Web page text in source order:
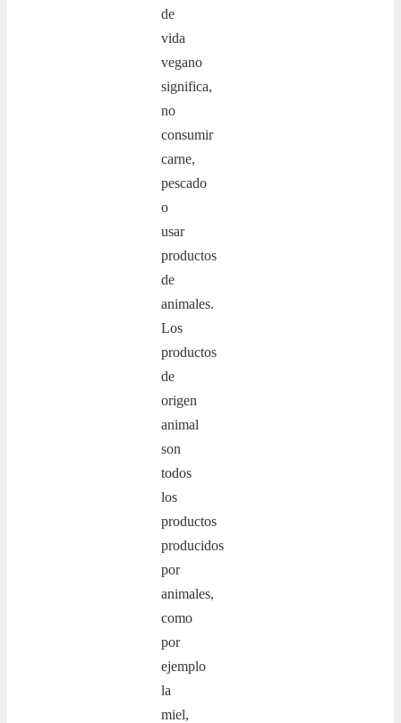
de
vida
vegano
significa,
no
consumir
carne,
pescado
o
usar
productos
de
animales.
Los
productos
de
origen
animal
son
todos
los
productos
producidos
por
animales,
como
por
ejemplo
la
miel,